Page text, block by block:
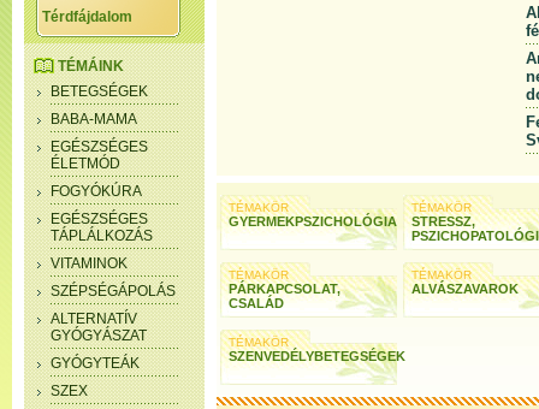
Térdfájdalom
TÉMÁINK
BETEGSÉGEK
BABA-MAMA
EGÉSZSÉGES
ÉLETMÓD
FOGYÓKÚRA
EGÉSZSÉGES
TÁPLÁLKOZÁS
VITAMINOK
SZÉPSÉGÁPOLÁS
ALTERNATÍV
GYÓGYÁSZAT
GYÓGYTEÁK
SZEX
TÉMAKÖR
GYERMEKPSZICHOLÓGIA
TÉMAKÖR
STRESSZ,
TÉMAKÖR
PÁRKAPCSOLAT,
CSALÁD
TÉMAKÖR
ALVÁSZAVAROK
TÉMAKÖR
SZENVEDÉLYBETEGSÉGEK